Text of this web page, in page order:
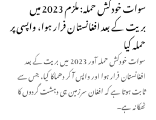
سوات خودکش حملہ: ملزم 2023 میں
بریت کے بعد افغانستان فرار ہوا، واپسی پر
حملہ کیا
سوات خودکش حملہ آور 2023 میں بریت کے بعد
افغانستان فرار ہوا اور واپس آ کر دھماکا کیا، جس سے
ثابت ہوتا ہے کہ افغان سرزمین ہی دہشت گردوں کا
ٹھکانہ ہے۔